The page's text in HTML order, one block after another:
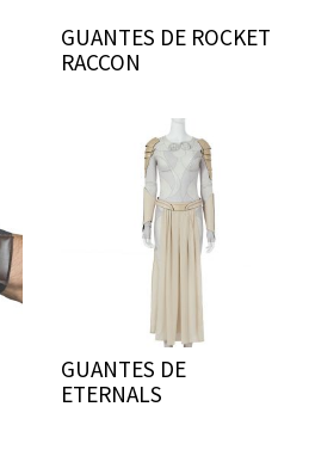
GUANTES DE ROCKET
RACCON
GUANTES DE
ETERNALS